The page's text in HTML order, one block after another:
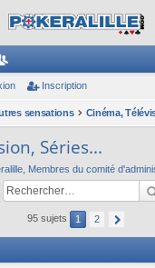
Inscription
sensations
Cinéma,
Séries...
Membres du comité
95 sujets 1 2